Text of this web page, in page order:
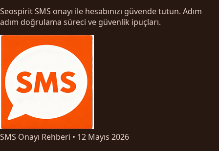
Seospirit SMS onayı ile hesabınızı güvende tutun. Adım
adım doğrulama süreci ve güvenlik ipuçları.
SMS Onayı Rehberi • 12 Mayıs 2026